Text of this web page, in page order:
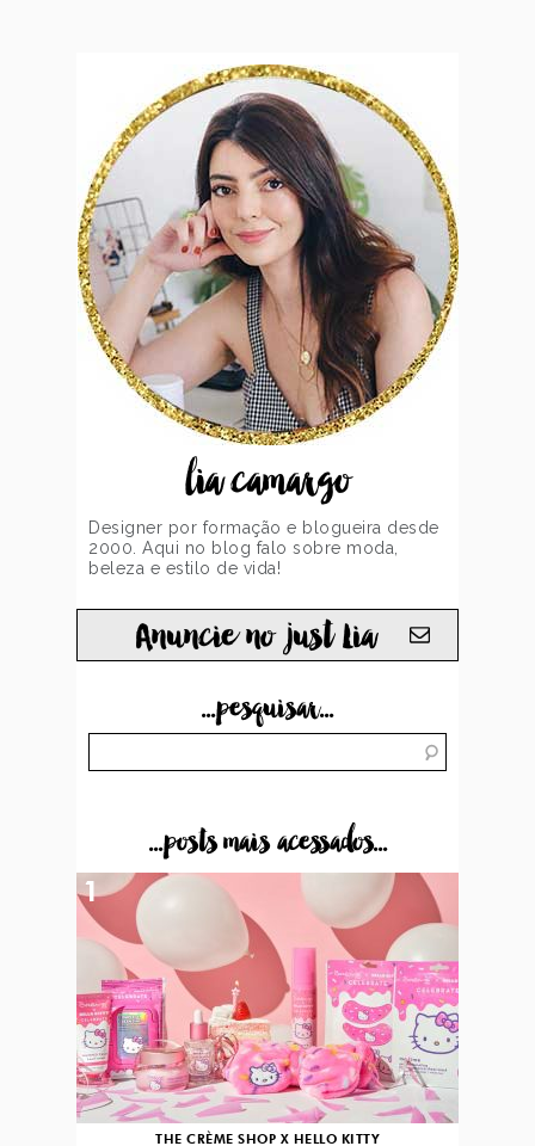
lia camargo
Designer por formação e blogueira desde
2000. Aqui no blog falo sobre moda,
beleza e estilo de vida!
Anuncie no just Lia
...pesquisar...
...posts mais acessados...
THE CRÈME SHOP X HELLO KITTY
1